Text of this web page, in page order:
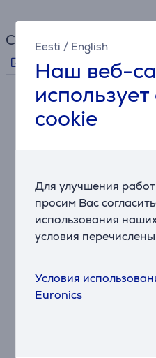
Eesti / English
Наш веб-
cookie
Для улучшения
просим Вас
использования
условия перечислены
Условия
Euronics
Ссылки
Информация
работе без
• Элегантный дизайн с
просмотра
• 3 уровня для решетки и
фруктов – 240 минут (с
• Регулируемая